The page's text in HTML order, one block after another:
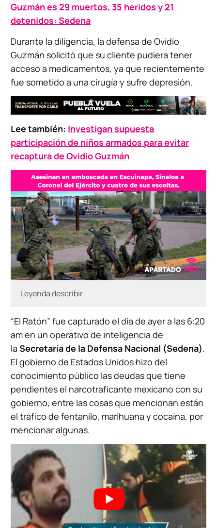
Guzmán es 29 muertos, 35 heridos y 21
detenidos: Sedena
Durante la diligencia, la defensa de Ovidio
Guzmán solicitó que su cliente pudiera tener
acceso a medicamentos, ya que recientemente
fue sometido a una cirugía y sufre depresión.
Lee también: Investigan supuesta
participación de niños armados para evitar
recaptura de Ovidio Guzmán
Leyenda describir
“El Ratón” fue capturado el día de ayer a las 6:20
am en un operativo de inteligencia de
laSecretaría de la Defensa Nacional (Sedena).
El gobierno de Estados Unidos hizo del
conocimiento público las deudas que tiene
pendientes el narcotraficante mexicano con su
gobierno, entre las cosas que mencionan están
el tráfico de fentanilo, marihuana y cocaína, por
mencionar algunas.